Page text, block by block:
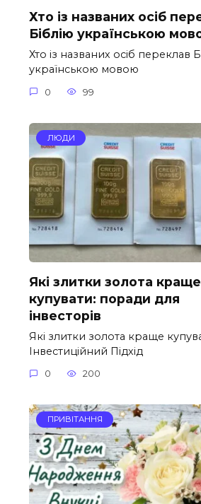
Хто із названих осіб
Біблію українською
Хто із названих осіб переклав
українською мовою
0 99
ЛЮДИ
Які злитки золота краще
купувати: поради для
інвесторів
Які злитки золота краще
Інвестиційний Підхід
0 200
ПРИВІТАННЯ